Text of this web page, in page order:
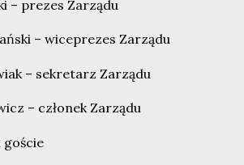
– prezes Zarządu
– wiceprezes Zarządu
– sekretarz Zarządu
– członek Zarządu